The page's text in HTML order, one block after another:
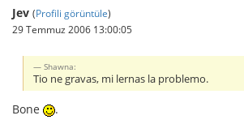
Jev (Profili görüntüle)
29 Temmuz 2006 13:00:05
Shawna:
Tio ne gravas, mi lernas la problemo.
Bone .